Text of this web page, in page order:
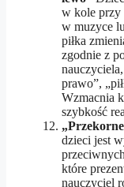
w kole przy
w muzyce
piłka
zgodnie z
prawo”,
Wzmacnia
szybkość
dzieci jest
które
nauczyciel